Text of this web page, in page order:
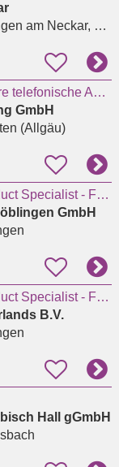
Neckar, Stadtmitte
Hebamme (m/w/d) für unsere telefonische Auftragsannahme und Beratung
GmbH
(Allgäu)
Hebamme als Clinical Product Specialist - Fetal Monitoring/Perinatal Systems
GmbH
Hebamme als Clinical Product Specialist - Fetal Monitoring/Perinatal Systems (all genders)
B.V.
Hall gGmbH